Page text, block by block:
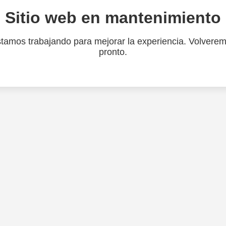
Sitio web en mantenimiento
trabajando para mejorar la experiencia.
pronto.